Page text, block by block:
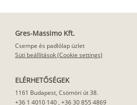
Gres-Massimo Kft.
Csempe és padlólap üzlet
Süti beállítások (Cookie settings)
ELÉRHETŐSÉGEK
1161 Budapest, Csömöri út 38.
+36 1 4010 140 , +36 30 855 4869